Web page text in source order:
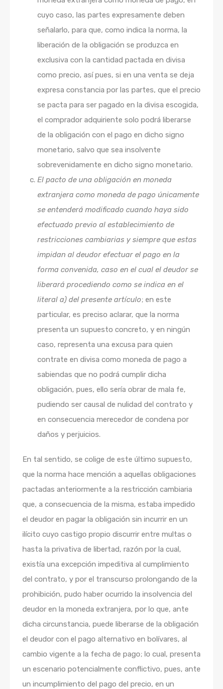
cuyo caso, las partes expresamente deben
señalarlo, para que, como indica la norma, la
liberación de la obligación se produzca en
exclusiva con la cantidad pactada en divisa
como precio, así pues, si en una venta se deja
expresa constancia por las partes, que el precio
se pacta para ser pagado en la divisa escogida,
el comprador adquiriente solo podrá liberarse
de la obligación con el pago en dicho signo
monetario, salvo que sea insolvente
sobrevenidamente en dicho signo monetario.
El pacto de una obligación en moneda
extranjera como moneda de pago únicamente
se entenderá modificado cuando haya sido
efectuado previo al establecimiento de
restricciones cambiarias y siempre que estas
impidan al deudor efectuar el pago en la
forma convenida, caso en el cual el deudor se
liberará procediendo como se indica en el
literal a) del presente artículo; en este
particular, es preciso aclarar, que la norma
presenta un supuesto concreto, y en ningún
caso, representa una excusa para quien
contrate en divisa como moneda de pago a
sabiendas que no podrá cumplir dicha
obligación, pues, ello sería obrar de mala fe,
pudiendo ser causal de nulidad del contrato y
en consecuencia merecedor de condena por
daños y perjuicios.
En tal sentido, se colige de este último supuesto,
que la norma hace mención a aquellas obligaciones
pactadas anteriormente a la restricción cambiaria
que, a consecuencia de la misma, estaba impedido
el deudor en pagar la obligación sin incurrir en un
ilícito cuyo castigo propio discurrir entre multas o
hasta la privativa de libertad, razón por la cual,
existía una excepción impeditiva al cumplimiento
del contrato, y por el transcurso prolongando de la
prohibición, pudo haber ocurrido la insolvencia del
deudor en la moneda extranjera, por lo que, ante
dicha circunstancia, puede liberarse de la obligación
el deudor con el pago alternativo en bolívares, al
cambio vigente a la fecha de pago; lo cual, presenta
un escenario potencialmente conflictivo, pues, ante
un incumplimiento del pago del precio, en un